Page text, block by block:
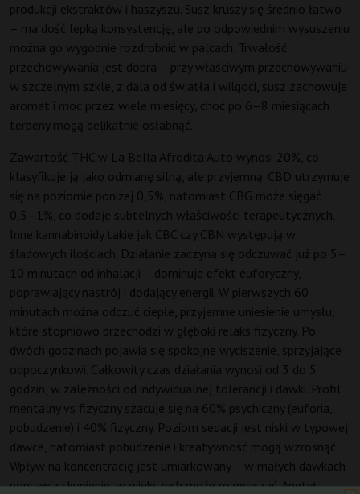
produkcji ekstraktów i haszyszu. Susz kruszy się średnio łatwo
– ma dość lepką konsystencję, ale po odpowiednim wysuszeniu
można go wygodnie rozdrobnić w palcach. Trwałość
przechowywania jest dobra – przy właściwym przechowywaniu
w szczelnym szkle, z dala od światła i wilgoci, susz zachowuje
aromat i moc przez wiele miesięcy, choć po 6–8 miesiącach
terpeny mogą delikatnie osłabnąć.
Zawartość THC w La Bella Afrodita Auto wynosi 20%, co
klasyfikuje ją jako odmianę silną, ale przyjemną. CBD utrzymuje
się na poziomie poniżej 0,5%, natomiast CBG może sięgać
0,5–1%, co dodaje subtelnych właściwości terapeutycznych.
Inne kannabinoidy takie jak CBC czy CBN występują w
śladowych ilościach. Działanie zaczyna się odczuwać już po 5–
10 minutach od inhalacji – dominuje efekt euforyczny,
poprawiający nastrój i dodający energii. W pierwszych 60
minutach można odczuć ciepłe, przyjemne uniesienie umysłu,
które stopniowo przechodzi w głęboki relaks fizyczny. Po
dwóch godzinach pojawia się spokojne wyciszenie, sprzyjające
odpoczynkowi. Całkowity czas działania wynosi od 3 do 5
godzin, w zależności od indywidualnej tolerancji i dawki. Profil
mentalny vs fizyczny szacuje się na 60% psychiczny (euforia,
pobudzenie) i 40% fizyczny. Poziom sedacji jest niski w typowej
dawce, natomiast pobudzenie i kreatywność mogą wzrosnąć.
Wpływ na koncentrację jest umiarkowany – w małych dawkach
poprawia skupienie, w większych może rozpraszać. Apetyt